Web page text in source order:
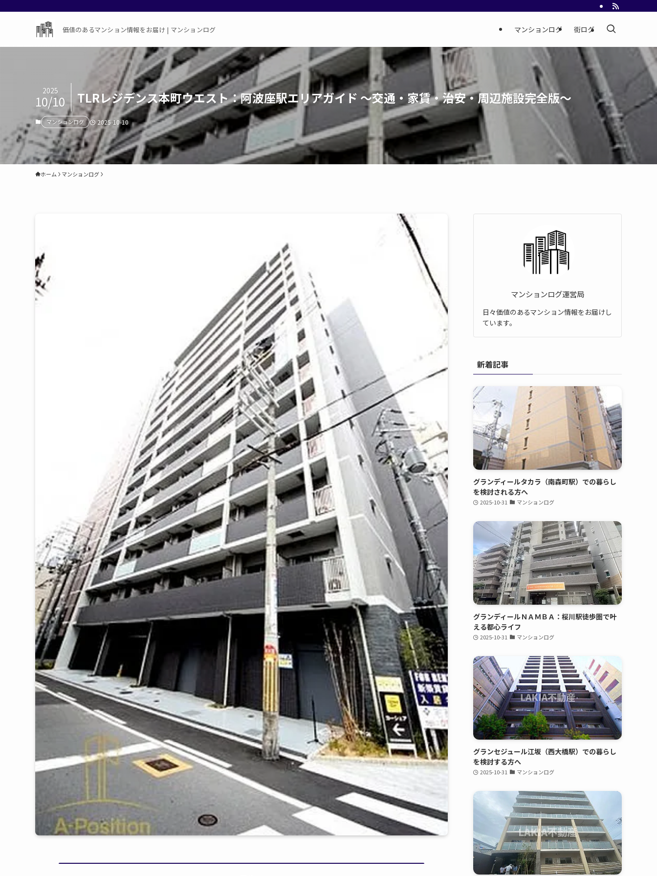
価値のあるマンション情報をお届け | マンションログ マンションログ 街ログ
TLRレジデンス本町ウエスト：阿波座駅エリアガイド ～交通・家賃・治安・周辺施設完全版～
2025
10/10
マンションログ 2025-10-10
ホーム マンションログ
マンションログ運営局
日々価値のあるマンション情報をお届けし
ています。
新着記事
グランディールタカラ（南森町駅）での暮らし
を検討される方へ
2025-10-31 マンションログ
グランディールＮＡＭＢＡ：桜川駅徒歩圏で叶
える都心ライフ
2025-10-31 マンションログ
グランセジュール江坂（西大橋駅）での暮らし
を検討する方へ
2025-10-31 マンションログ